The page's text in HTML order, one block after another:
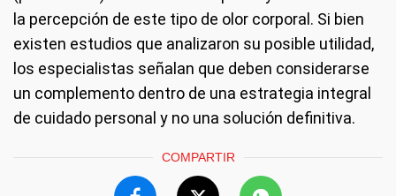
la percepción de este tipo de olor corporal. Si bien
existen estudios que analizaron su posible utilidad,
los especialistas señalan que deben considerarse
un complemento dentro de una estrategia integral
de cuidado personal y no una solución definitiva.
COMPARTIR